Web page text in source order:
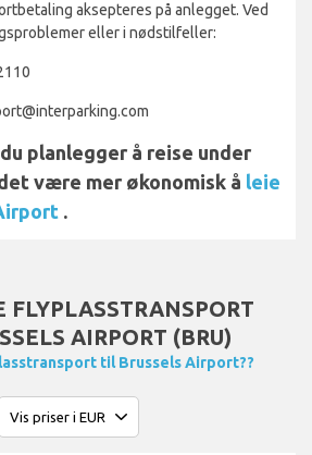
aksepteres på anlegget. Ved
eller i nødstilfeller:
planlegger å reise under
være mer økonomisk å leie
.
FLYPLASSTRANSPORT
AIRPORT (BRU)
til Brussels Airport??